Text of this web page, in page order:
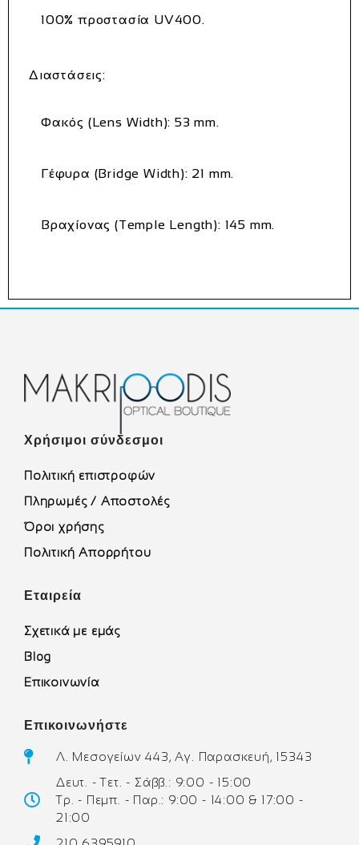
100% προστασία UV400.
Διαστάσεις:
Φακός (Lens Width): 53 mm.
Γέφυρα (Bridge Width): 21 mm.
Βραχίονας (Temple Length): 145 mm.
Χρήσιμοι σύνδεσμοι
Πολιτική επιστροφών
Πληρωμές / Αποστολές
Όροι χρήσης
Πολιτική Απορρήτου
Εταιρεία
Σχετικά με εμάς
Blog
Επικοινωνία
Επικοινωνήστε
Λ. Μεσογείων 443, Αγ. Παρασκευή, 15343
Δευτ. - Τετ. - Σάββ.: 9:00 - 15:00
Τρ. - Πεμπ. - Παρ.: 9:00 - 14:00 & 17:00 -
21:00